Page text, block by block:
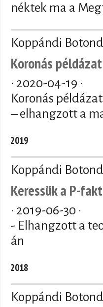
néktek ma a
Koppándi
Koronás példázat
· 2020-04-19 ·
Koronás példázat
– elhangzott a
2019
Koppándi Botond
Keressük a P-
· 2019-06-30 ·
- Elhangzott a
án
2018
Koppándi Botond